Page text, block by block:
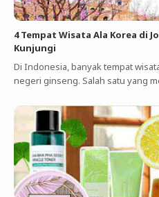
4 Tempat Wisata Ala Korea di
Kunjungi
Di Indonesia, banyak tempat
negeri ginseng. Salah satu yang